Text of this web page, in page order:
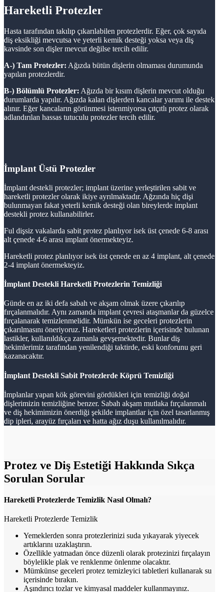
Hareketli Protezler
Hasta tarafından takılıp çıkarılabilen protezlerdir. Eğer, çok sayıda
diş eksikliği mevcutsa ve yeterli kemik desteği yoksa veya diş
kavsinde son dişler mevcut değilse tercih edilir.
A-) Tam Protezler: Ağızda bütün dişlerin olmaması durumunda
yapılan protezlerdir.
B-) Bölümlü Protezler: Ağızda bir kısım dişlerin mevcut olduğu
durumlarda yapılır. Ağızda kalan dişlerden kancalar yarımı ile destek
alınır. Eğer kancaların görünmesi istenmiyorsa çıtçıtlı protez olarak
adlandırılan hassas tutuculu protezler tercih edilir.
İmplant Üstü Protezler
İmplant destekli protezler; implant üzerine yerleştirilen sabit ve
hareketli protezler olarak ikiye ayrılmaktadır. Ağzında hiç dişi
bulunmayan fakat yeterli kemik desteği olan bireylerde implant
destekli protez kullanabilirler.
Ful dişsiz vakalarda sabit protez planlıyor isek üst çenede 6-8 arası
alt çenede 4-6 arası implant önermekteyiz.
Hareketli protez planlıyor isek üst çenede en az 4 implant, alt çenede
2-4 implant önermekteyiz.
İmplant Destekli Hareketli Protezlerin Temizliği
Günde en az iki defa sabah ve akşam olmak üzere çıkarılıp
fırçalanmalıdır. Aynı zamanda implant çevresi ataşmanlar da güzelce
fırçalanarak temizlenmelidir. Mümkün ise geceleri protezlerin
çıkarılmasını öneriyoruz. Hareketleri protezlerin içerisinde bulunan
lastikler, kullanıldıkça zamanla gevşemektedir. Bunlar diş
hekimlerimiz tarafından yenilendiği taktirde, eski konforunu geri
kazanacaktır.
İmplant Destekli Sabit Protezlerde Köprü Temizliği
İmplanlar yapan kök görevini gördükleri için temizliği doğal
dişlerimizin temizliğine benzer. Sabah akşam mutlaka fırçalanmalı
ve diş hekimimizin önerdiği şekilde implantlar için özel tasarlanmış
dip ipleri, arayüz fırçaları ve hatta ağız duşu kullanılmalıdır.
Protez ve Diş Estetiği Hakkında Sıkça
Sorulan Sorular
Hareketli Protezlerde Temizlik Nasıl Olmalı?
Hareketli Protezlerde Temizlik
Yemeklerden sonra protezlerinizi suda yıkayarak yiyecek
artıklarını uzaklaştırın.
Özellikle yatmadan önce düzenli olarak protezinizi fırçalayın
böylelikle plak ve renklenme önlenme olacaktır.
Mümkünse geceleri protez temizleyici tabletleri kullanarak su
içerisinde bırakın.
Aşındırıcı tozlar ve kimyasal maddeler kullanmayınız.